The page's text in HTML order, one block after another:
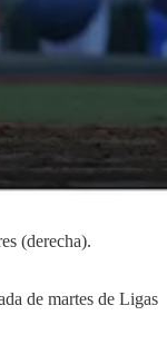
(derecha).
de martes de Ligas